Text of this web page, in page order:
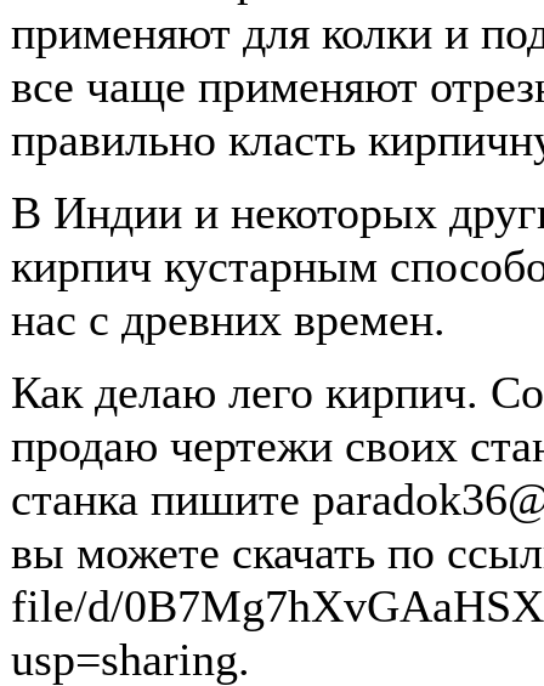
применяют для колки и
все чаще применяют
правильно класть
В Индии и некоторых
кирпич кустарным
нас с древних времен.
Как делаю лего кирпич.
продаю чертежи своих
станка пишите
вы можете скачать по
file/d/
usp=sharing.